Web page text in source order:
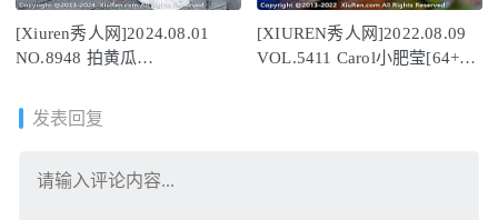
[Xiuren秀人网]2024.08.01
NO.8948 拍黄瓜
[XIUREN秀人网]2022.08.09
VOL.5411 Carol小肥莹[64+1P
发表回复